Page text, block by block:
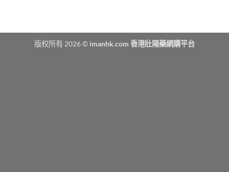
版权所有 2026 © imanhk.com 香港壯陽藥網購平台